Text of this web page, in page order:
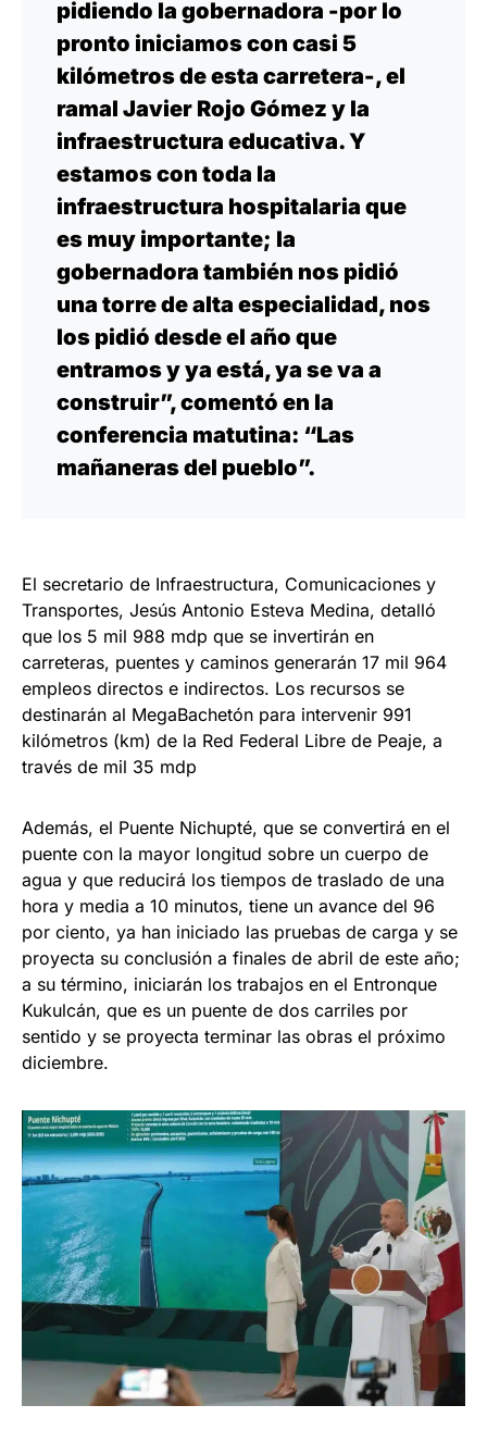
pidiendo la gobernadora -por lo
pronto iniciamos con casi 5
kilómetros de esta carretera-, el
ramal Javier Rojo Gómez y la
infraestructura educativa. Y
estamos con toda la
infraestructura hospitalaria que
es muy importante; la
gobernadora también nos pidió
una torre de alta especialidad, nos
los pidió desde el año que
entramos y ya está, ya se va a
construir”, comentó en la
conferencia matutina: “Las
mañaneras del pueblo”.
El secretario de Infraestructura, Comunicaciones y
Transportes, Jesús Antonio Esteva Medina, detalló
que los 5 mil 988 mdp que se invertirán en
carreteras, puentes y caminos generarán 17 mil 964
empleos directos e indirectos. Los recursos se
destinarán al MegaBachetón para intervenir 991
kilómetros (km) de la Red Federal Libre de Peaje, a
través de mil 35 mdp
Además, el Puente Nichupté, que se convertirá en el
puente con la mayor longitud sobre un cuerpo de
agua y que reducirá los tiempos de traslado de una
hora y media a 10 minutos, tiene un avance del 96
por ciento, ya han iniciado las pruebas de carga y se
proyecta su conclusión a finales de abril de este año;
a su término, iniciarán los trabajos en el Entronque
Kukulcán, que es un puente de dos carriles por
sentido y se proyecta terminar las obras el próximo
diciembre.